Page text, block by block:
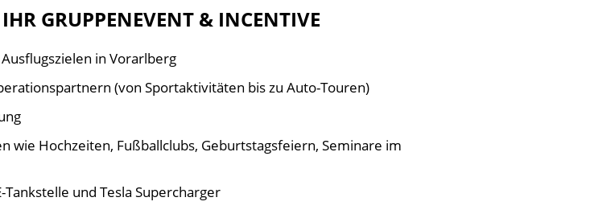
GRUPPENEVENT & INCENTIVE
in Vorarlberg
(von Sportaktivitäten bis zu Auto-Touren)
wie Hochzeiten, Fußballclubs, Geburtstagsfeiern, Seminare im
und Tesla Supercharger